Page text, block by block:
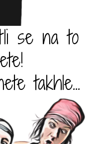
se na to
takhle...